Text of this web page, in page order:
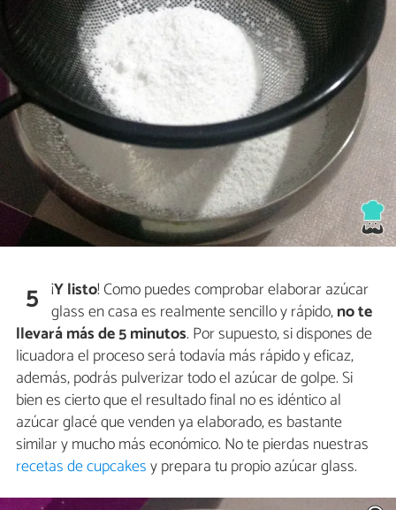
5 ¡Y listo! Como puedes comprobar elaborar azúcar
glass en casa es realmente sencillo y rápido,no te
llevará más de 5 minutos. Por supuesto, si dispones de
licuadora el proceso será todavía más rápido y eficaz,
además, podrás pulverizar todo el azúcar de golpe. Si
bien es cierto que el resultado final no es idéntico al
azúcar glacé que venden ya elaborado, es bastante
similar y mucho más económico. No te pierdas nuestras
recetas de cupcakesy prepara tu propio azúcar glass.